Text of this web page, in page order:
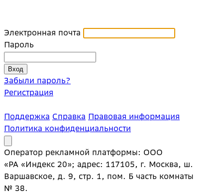
Электронная почта
Пароль
Забыли пароль?
Регистрация
Поддержка Справка Правовая информация
Политика конфиденциальности
Оператор рекламной платформы: ООО
«РА «Индекс 20»; адрес: 117105, г. Москва, ш.
Варшавское, д. 9, стр. 1, пом. Б часть комнаты
№ 38.